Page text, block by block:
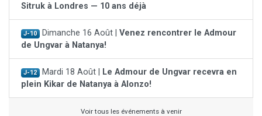
Sitruk à Londres — 10 ans déjà
J-10 Dimanche 16 Août | Venez rencontrer le Admour
de Ungvar à Natanya!
J-12 Mardi 18 Août |
Le Admour de Ungvar recevra en
plein Kikar de Natanya à Alonzo!
Voir tous les événements à venir